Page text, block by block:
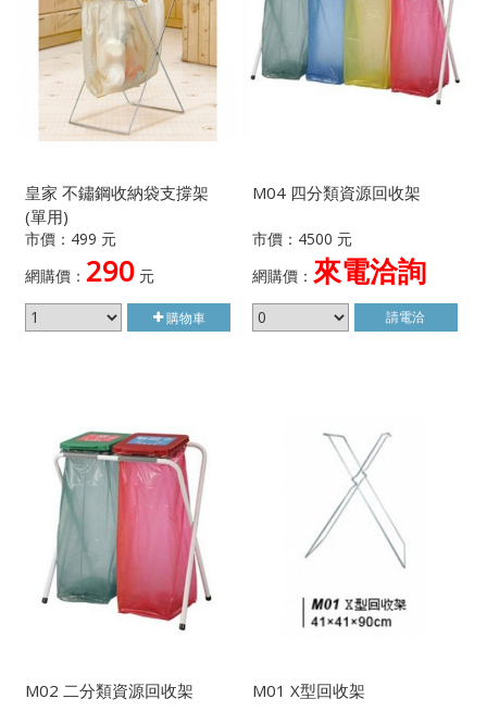
皇家 不鏽鋼收納袋支撐架
(單用)
市價：499 元
網購價： 290 元
購物車
M04 四分類資源回收架
市價：4500 元
網購價： 來電洽詢
請電洽
M02 二分類資源回收架 M01 X型回收架